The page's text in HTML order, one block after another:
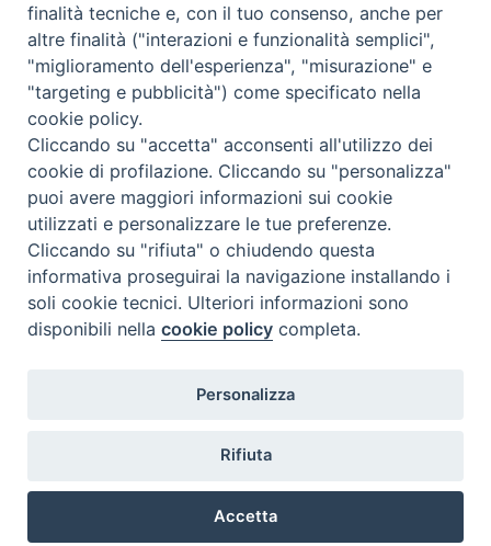
Tematica: Amore-Sentimenti, Carcere...
Contatti & Info
C.ne Aurelia, 50 – 00165 Roma
Contatti
Scrivi a: cnvf@chiesacattolica.it
finalità tecniche e, con il tuo consenso, anche per
altre finalità ("interazioni e funzionalità semplici",
"miglioramento dell'esperienza", "misurazione" e
"targeting e pubblicità") come specificato nella
cookie policy.
Cliccando su "accetta" acconsenti all'utilizzo dei
cookie di profilazione. Cliccando su "personalizza"
puoi avere maggiori informazioni sui cookie
utilizzati e personalizzare le tue preferenze.
Cliccando su "rifiuta" o chiudendo questa
informativa proseguirai la navigazione installando i
soli cookie tecnici. Ulteriori informazioni sono
disponibili nellacookie policy completa.
Personalizza
Rifiuta
Accetta